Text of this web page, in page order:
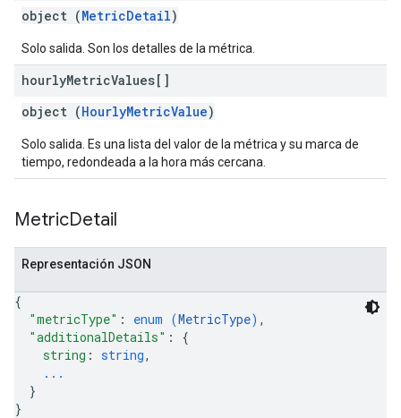
object (MetricDetail)
Solo salida. Son los detalles de la métrica.
hourlyMetricValues[]
object (HourlyMetricValue)
Solo salida. Es una lista del valor de la métrica y su marca de
tiempo, redondeada a la hora más cercana.
MetricDetail
Representación JSON
{
"metricType" : enum (MetricType) ,
"additionalDetails" : {
string : string,
...
}
}